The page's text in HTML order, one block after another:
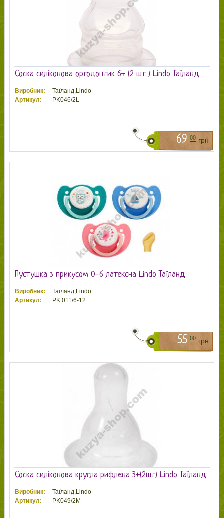
Соска силіконова ортодонтик 6+ (2 шт ) Lindo Таїланд
Виробник:
Таїланд,Lindo
Артикул:
PK046/2L
69 00 грн
Пустушка з прикусом 0-6 латексна Lindo Таїланд
Виробник:
Таїланд,Lindo
Артикул:
PK 011/6-12
55 00 грн
Соска силіконова кругла рифлена 3+(2шт) Lindo Таїланд
Виробник:
Таїланд,Lindo
Артикул:
PK049/2M